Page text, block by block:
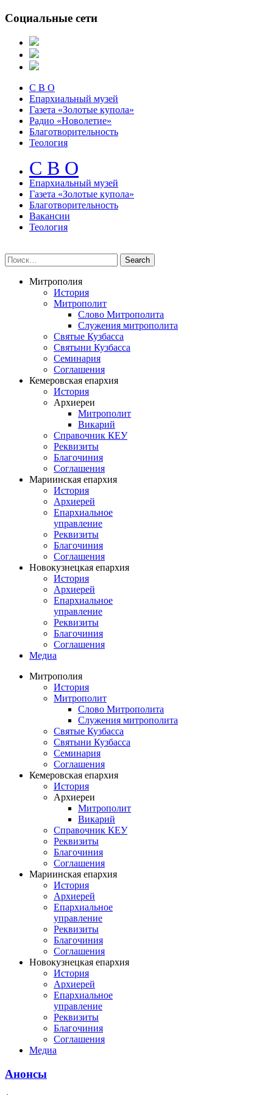
Социальные сети
С В О
Епархиальный музей
Газета «Золотые купола»
Радио «Новолетие»
Благотворительность
Теология
С В О
Епархиальный музeй
Газета «Золотые купола»
Благотворительность
Вакансии
Теология
Митрополия
История
Митрополит
Слово Митрополита
Служения митрополита
Святые Кузбасса
Святыни Кузбасса
Семинария
Соглашения
Кемеровская епархия
История
Архиереи
Митрополит
Викарий
Справочник КЕУ
Реквизиты
Благочиния
Соглашения
Мариинская епархия
История
Архиерей
Епархиальное
управление
Реквизиты
Благочиния
Соглашения
Новокузнецкая епархия
История
Архиерей
Епархиальное
управление
Реквизиты
Благочиния
Соглашения
Медиа
Митрополия
История
Митрополит
Слово Митрополита
Служения митрополита
Святые Кузбасса
Святыни Кузбасса
Семинария
Соглашения
Кемеровская епархия
История
Архиереи
Митрополит
Викарий
Справочник КЕУ
Реквизиты
Благочиния
Соглашения
Мариинская епархия
История
Архиерей
Епархиальное
управление
Реквизиты
Благочиния
Соглашения
Новокузнецкая епархия
История
Архиерей
Епархиальное
управление
Реквизиты
Благочиния
Соглашения
Медиа
Анонсы